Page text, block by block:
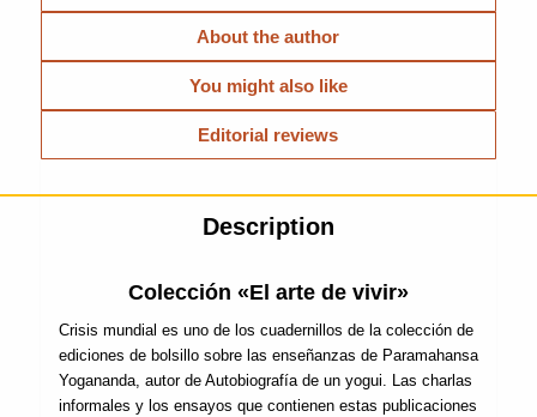
About the author
You might also like
Editorial reviews
Description
Colección «El arte de vivir»
Crisis mundial es uno de los cuadernillos de la colección de
ediciones de bolsillo sobre las enseñanzas de Paramahansa
Yogananda, autor de Autobiografía de un yogui. Las charlas
informales y los ensayos que contienen estas publicaciones